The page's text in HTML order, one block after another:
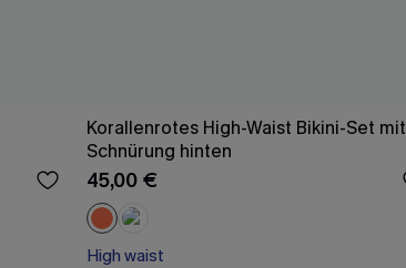
Korallenrotes High-Waist Bikini-Set mit
Schnürung hinten
45,00 €
High waist